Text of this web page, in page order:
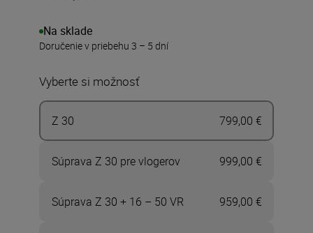
Na sklade
Doručenie v priebehu 3 – 5 dní
Vyberte si možnosť
Z 30 799,00 €
Súprava Z 30 pre vlogerov 999,00 €
Súprava Z 30 + 16 – 50 VR 959,00 €